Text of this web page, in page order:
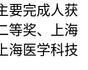
要完成人获
等奖、上海
海医学科技